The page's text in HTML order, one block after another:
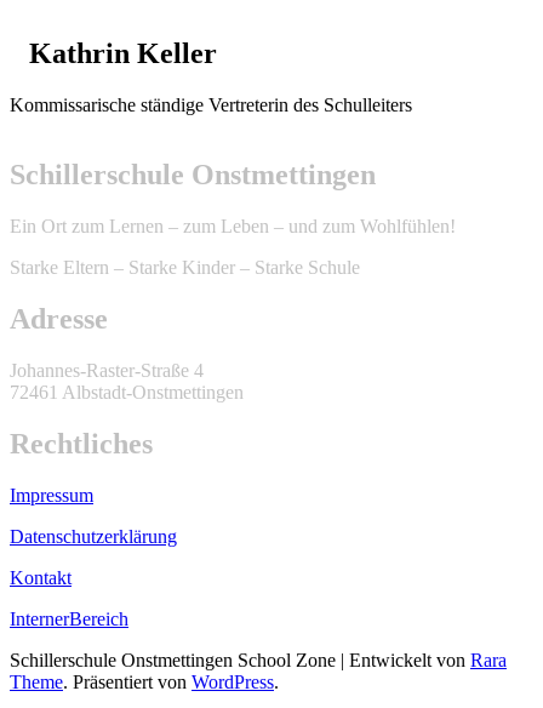
Kathrin Keller
Kommissarische ständige Vertreterin des Schulleiters
Schillerschule Onstmettingen
Ein Ort zum Lernen – zum Leben – und zum Wohlfühlen!
Starke Eltern – Starke Kinder – Starke Schule
Adresse
Johannes-Raster-Straße 4
72461 Albstadt-Onstmettingen
Rechtliches
Impressum
Datenschutzerklärung
Kontakt
InternerBereich
Schillerschule Onstmettingen School Zone | Entwickelt von Rara
Theme. Präsentiert von WordPress.